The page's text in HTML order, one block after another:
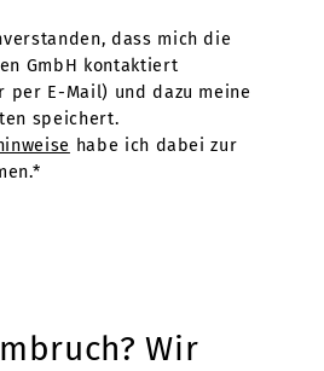
dass mich die
GmbH kontaktiert
per E-Mail) und dazu meine
speichert.
habe ich dabei zur
Wir